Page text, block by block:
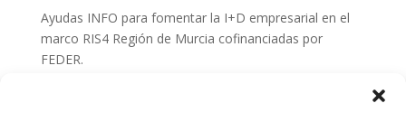
Ayudas INFO para fomentar la I+D empresarial en el
marco RIS4 Región de Murcia cofinanciadas por
FEDER.